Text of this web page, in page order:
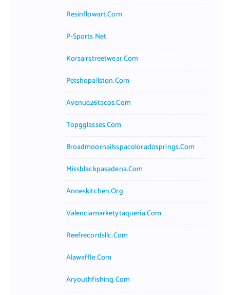
Resinflowart.com
P-Sports.net
Korsairstreetwear.com
Petshopallston.com
Avenue26tacos.com
Topgglasses.com
Broadmoornailsspacoloradosprings.com
Missblackpasadena.com
Anneskitchen.org
Valenciamarketytaqueria.com
Reefrecordsllc.com
Alawaffle.com
Aryouthfishing.com